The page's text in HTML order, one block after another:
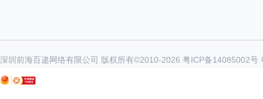
深圳前海百递网络有限公司 版权所有©2010-2026 粤ICP备14085002号